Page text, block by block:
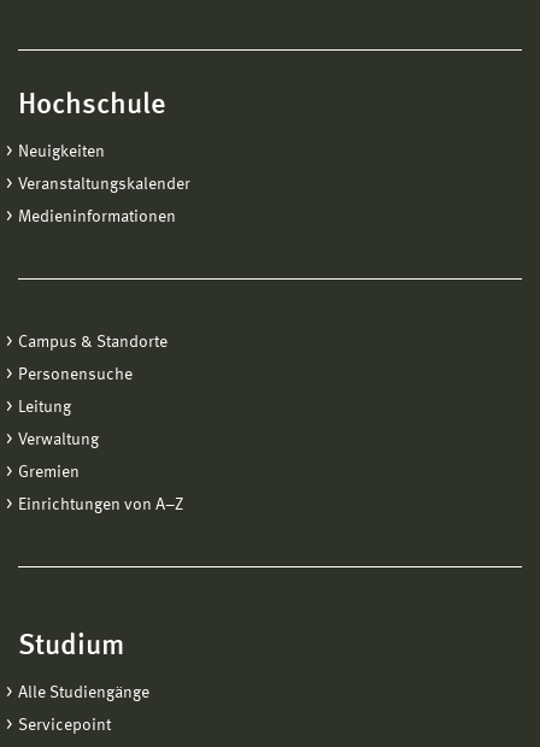
Hochschule
Neuigkeiten
Veranstaltungskalender
Medieninformationen
Campus & Standorte
Personensuche
Leitung
Verwaltung
Gremien
Einrichtungen von A−Z
Studium
Alle Studiengänge
Servicepoint